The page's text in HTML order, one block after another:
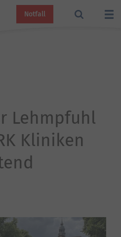
Notfall
Lehmpfuhl
Kliniken